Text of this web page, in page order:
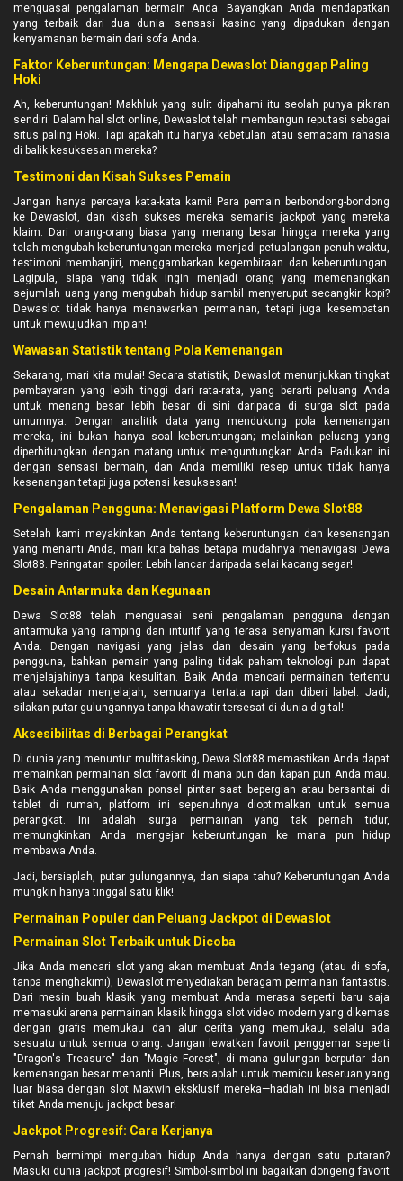
menguasai pengalaman bermain Anda. Bayangkan Anda mendapatkan
yang terbaik dari dua dunia: sensasi kasino yang dipadukan dengan
kenyamanan bermain dari sofa Anda.
Faktor Keberuntungan: Mengapa Dewaslot Dianggap Paling
Hoki
Ah, keberuntungan! Makhluk yang sulit dipahami itu seolah punya pikiran
sendiri. Dalam hal slot online, Dewaslot telah membangun reputasi sebagai
situs paling Hoki. Tapi apakah itu hanya kebetulan atau semacam rahasia
di balik kesuksesan mereka?
Testimoni dan Kisah Sukses Pemain
Jangan hanya percaya kata-kata kami! Para pemain berbondong-bondong
ke Dewaslot, dan kisah sukses mereka semanis jackpot yang mereka
klaim. Dari orang-orang biasa yang menang besar hingga mereka yang
telah mengubah keberuntungan mereka menjadi petualangan penuh waktu,
testimoni membanjiri, menggambarkan kegembiraan dan keberuntungan.
Lagipula, siapa yang tidak ingin menjadi orang yang memenangkan
sejumlah uang yang mengubah hidup sambil menyeruput secangkir kopi?
Dewaslot tidak hanya menawarkan permainan, tetapi juga kesempatan
untuk mewujudkan impian!
Wawasan Statistik tentang Pola Kemenangan
Sekarang, mari kita mulai! Secara statistik, Dewaslot menunjukkan tingkat
pembayaran yang lebih tinggi dari rata-rata, yang berarti peluang Anda
untuk menang besar lebih besar di sini daripada di surga slot pada
umumnya. Dengan analitik data yang mendukung pola kemenangan
mereka, ini bukan hanya soal keberuntungan; melainkan peluang yang
diperhitungkan dengan matang untuk menguntungkan Anda. Padukan ini
dengan sensasi bermain, dan Anda memiliki resep untuk tidak hanya
kesenangan tetapi juga potensi kesuksesan!
Pengalaman Pengguna: Menavigasi Platform Dewa Slot88
Setelah kami meyakinkan Anda tentang keberuntungan dan kesenangan
yang menanti Anda, mari kita bahas betapa mudahnya menavigasi Dewa
Slot88. Peringatan spoiler: Lebih lancar daripada selai kacang segar!
Desain Antarmuka dan Kegunaan
Dewa Slot88 telah menguasai seni pengalaman pengguna dengan
antarmuka yang ramping dan intuitif yang terasa senyaman kursi favorit
Anda. Dengan navigasi yang jelas dan desain yang berfokus pada
pengguna, bahkan pemain yang paling tidak paham teknologi pun dapat
menjelajahinya tanpa kesulitan. Baik Anda mencari permainan tertentu
atau sekadar menjelajah, semuanya tertata rapi dan diberi label. Jadi,
silakan putar gulungannya tanpa khawatir tersesat di dunia digital!
Aksesibilitas di Berbagai Perangkat
Di dunia yang menuntut multitasking, Dewa Slot88 memastikan Anda dapat
memainkan permainan slot favorit di mana pun dan kapan pun Anda mau.
Baik Anda menggunakan ponsel pintar saat bepergian atau bersantai di
tablet di rumah, platform ini sepenuhnya dioptimalkan untuk semua
perangkat. Ini adalah surga permainan yang tak pernah tidur,
memungkinkan Anda mengejar keberuntungan ke mana pun hidup
membawa Anda.
Jadi, bersiaplah, putar gulungannya, dan siapa tahu? Keberuntungan Anda
mungkin hanya tinggal satu klik!
Permainan Populer dan Peluang Jackpot di Dewaslot
Permainan Slot Terbaik untuk Dicoba
Jika Anda mencari slot yang akan membuat Anda tegang (atau di sofa,
tanpa menghakimi), Dewaslot menyediakan beragam permainan fantastis.
Dari mesin buah klasik yang membuat Anda merasa seperti baru saja
memasuki arena permainan klasik hingga slot video modern yang dikemas
dengan grafis memukau dan alur cerita yang memukau, selalu ada
sesuatu untuk semua orang. Jangan lewatkan favorit penggemar seperti
"Dragon's Treasure" dan "Magic Forest", di mana gulungan berputar dan
kemenangan besar menanti. Plus, bersiaplah untuk memicu keseruan yang
luar biasa dengan slot Maxwin eksklusif mereka—hadiah ini bisa menjadi
tiket Anda menuju jackpot besar!
Jackpot Progresif: Cara Kerjanya
Pernah bermimpi mengubah hidup Anda hanya dengan satu putaran?
Masuki dunia jackpot progresif! Simbol-simbol ini bagaikan dongeng favorit